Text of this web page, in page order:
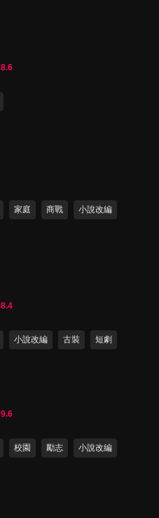
8.6
家庭 商戰 小說改編
8.4
小說改編 古裝 短劇
9.6
校園 勵志 小說改編